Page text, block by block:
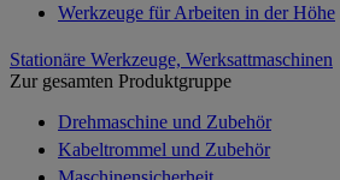
Werkzeuge für Arbeiten in der Höhe
Stationäre Werkzeuge, Werksattmaschinen
Zur gesamten Produktgruppe
Drehmaschine und Zubehör
Kabeltrommel und Zubehör